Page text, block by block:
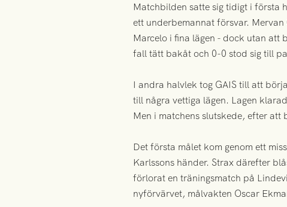
Matchbilden satte sig tidigt i första
ett underbemannat försvar.
Marcelo i fina lägen - dock utan att
fall tätt bakåt och 0-0 stod sig till
I andra halvlek tog GAIS till att
till några vettiga lägen. Lagen
Men i matchens slutskede, efter
Det första målet kom genom ett
Karlssons händer. Strax därefter
förlorat en träningsmatch på
nyförvärvet, målvakten Oscar